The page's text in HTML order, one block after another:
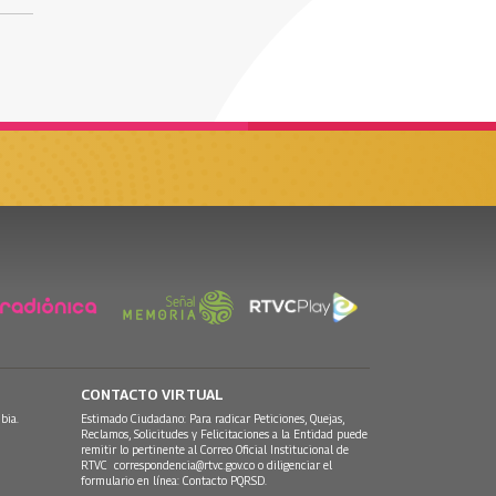
CONTACTO VIRTUAL
Estimado Ciudadano: Para radicar Peticiones, Quejas,
Reclamos, Solicitudes y Felicitaciones a la Entidad puede
remitir lo pertinente al Correo Oficial Institucional de
RTVC correspondencia@rtvc.gov.co o diligenciar el
formulario en línea: Contacto PQRSD.